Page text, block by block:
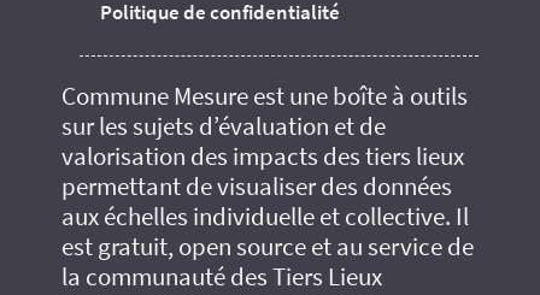
Politique de confidentialité
Commune Mesure est une boîte à outils
sur les sujets d’évaluation et de
valorisation des impacts des tiers lieux
permettant de visualiser des données
aux échelles individuelle et collective. Il
est gratuit, open source et au service de
la communauté des Tiers Lieux